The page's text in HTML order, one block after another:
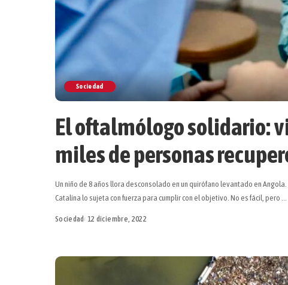
Sociedad
El oftalmólogo solidario:
miles de personas
Un niño de 8 años llora desconsolado en un quirófano levantado en
Catalina lo sujeta con fuerza para cumplir con el objetivo. No es fácil, pero
Sociedad 12 diciembre, 2022